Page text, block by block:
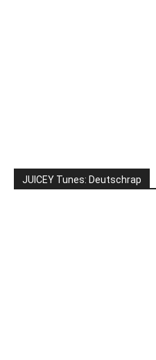
JUICEY Tunes: Deutschrap